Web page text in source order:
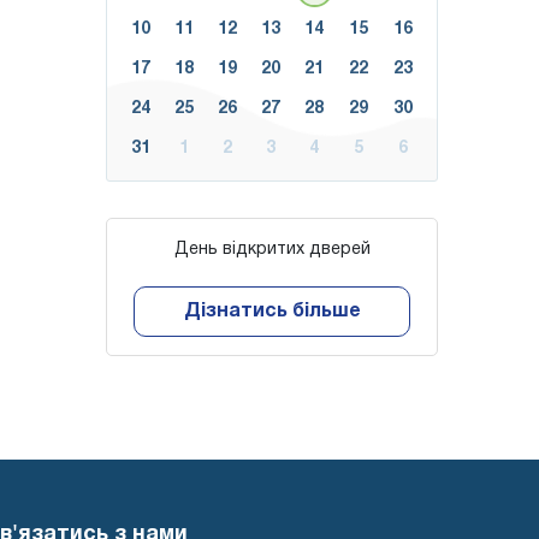
10 11 12 13 14 15 16
17 18 19 20 21 22 23
24 25 26 27 28 29 30
31 1 2 3 4 5 6
День відкритих дверей
Дізнатись більше
з нами